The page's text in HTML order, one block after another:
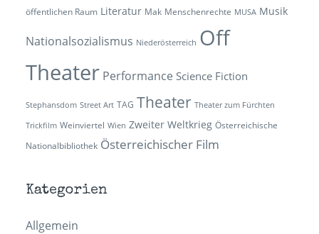
öffentlichen Raum Literatur Mak Menschenrechte MUSA Musik
Nationalsozialismus Niederösterreich Off
Theater Performance Science Fiction
Stephansdom Street Art TAG Theater Theater zum Fürchten
Trickfilm Weinviertel Wien Zweiter Weltkrieg Österreichische
Nationalbibliothek Österreichischer Film
Kategorien
Allgemein